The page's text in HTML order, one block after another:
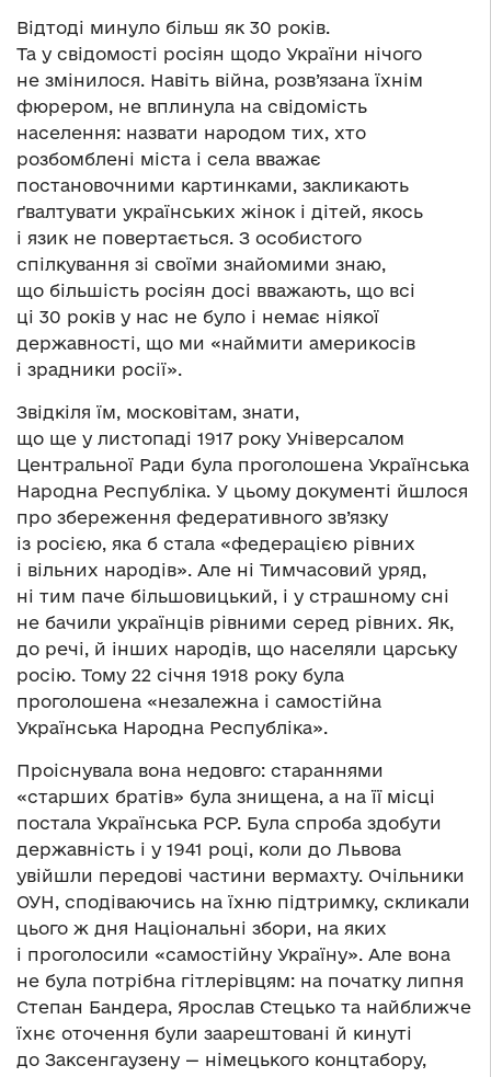
Відтоді минуло більш як 30 років.
Та у свідомості росіян щодо України нічого
не змінилося. Навіть війна, розв’язана їхнім
фюрером, не вплинула на свідомість
населення: назвати народом тих, хто
розбомблені міста і села вважає
постановочними картинками, закликають
ґвалтувати українських жінок і дітей, якось
і язик не повертається. З особистого
спілкування зі своїми знайомими знаю,
що більшість росіян досі вважають, що всі
ці 30 років у нас не було і немає ніякої
державності, що ми «наймити америкосів
і зрадники росії».
Звідкіля їм, московітам, знати,
що ще у листопаді 1917 року Універсалом
Центральної Ради була проголошена Українська
Народна Республіка. У цьому документі йшлося
про збереження федеративного зв’язку
із росією, яка б стала «федерацією рівних
і вільних народів». Але ні Тимчасовий уряд,
ні тим паче більшовицький, і у страшному сні
не бачили українців рівними серед рівних. Як,
до речі, й інших народів, що населяли царську
росію. Тому 22 січня 1918 року була
проголошена «незалежна і самостійна
Українська Народна Республіка».
Проіснувала вона недовго: стараннями
«старших братів» була знищена, а на її місці
постала Українська РСР. Була спроба здобути
державність і у 1941 році, коли до Львова
увійшли передові частини вермахту. Очільники
ОУН, сподіваючись на їхню підтримку, скликали
цього ж дня Національні збори, на яких
і проголосили «самостійну Україну». Але вона
не була потрібна гітлерівцям: на початку липня
Степан Бандера, Ярослав Стецько та найближче
їхнє оточення були заарештовані й кинуті
до Заксенгаузену — німецького концтабору,